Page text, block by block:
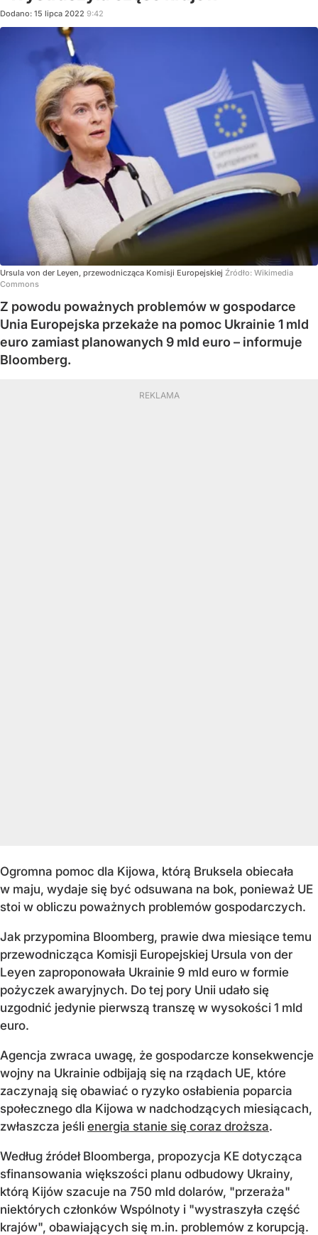
Dodano: 15 lipca 2022 9:42
Ursula von der Leyen, przewodnicząca Komisji Europejskiej Źródło: Wikimedia
Commons
Z powodu poważnych problemów w gospodarce
Unia Europejska przekaże na pomoc Ukrainie 1 mld
euro zamiast planowanych 9 mld euro – informuje
Bloomberg.
Ogromna pomoc dla Kijowa, którą Bruksela obiecała
w maju, wydaje się być odsuwana na bok, ponieważ UE
stoi w obliczu poważnych problemów gospodarczych.
Jak przypomina Bloomberg, prawie dwa miesiące temu
przewodnicząca Komisji Europejskiej Ursula von der
Leyen zaproponowała Ukrainie 9 mld euro w formie
pożyczek awaryjnych. Do tej pory Unii udało się
uzgodnić jedynie pierwszą transzę w wysokości 1 mld
euro.
Agencja zwraca uwagę, że gospodarcze konsekwencje
wojny na Ukrainie odbijają się na rządach UE, które
zaczynają się obawiać o ryzyko osłabienia poparcia
społecznego dla Kijowa w nadchodzących miesiącach,
zwłaszcza jeśli energia stanie się coraz droższa.
Według źródeł Bloomberga, propozycja KE dotycząca
sfinansowania większości planu odbudowy Ukrainy,
którą Kijów szacuje na 750 mld dolarów, "przeraża"
niektórych członków Wspólnoty i "wystraszyła część
krajów", obawiających się m.in. problemów z korupcją.